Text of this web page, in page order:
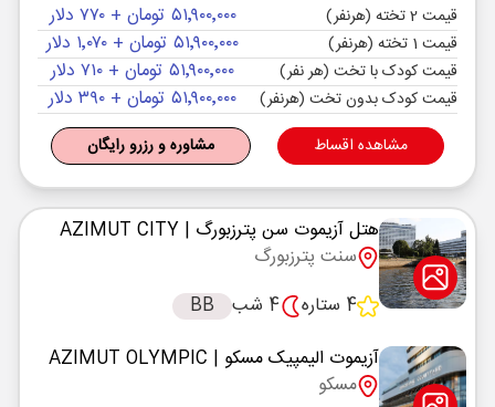
قیمت 2 تخته (هرنفر) ۵۱٬۹۰۰٬۰۰۰ تومان + ۷۷۰ دلار
قیمت 1 تخته (هرنفر) ۵۱٬۹۰۰٬۰۰۰ تومان + ۱٬۰۷۰ دلار
قیمت کودک با تخت (هر نفر) ۵۱٬۹۰۰٬۰۰۰ تومان + ۷۱۰ دلار
قیمت کودک بدون تخت (هرنفر) ۵۱٬۹۰۰٬۰۰۰ تومان + ۳۹۰ دلار
مشاهده اقساط مشاوره و رزرو رایگان
هتل آزیموت سن پترزبورگ | AZIMUT CITY
سنت پترزبورگ
4 ستاره
4 شب
BB
آزیموت الیمپیک مسکو | AZIMUT OLYMPIC
مسکو